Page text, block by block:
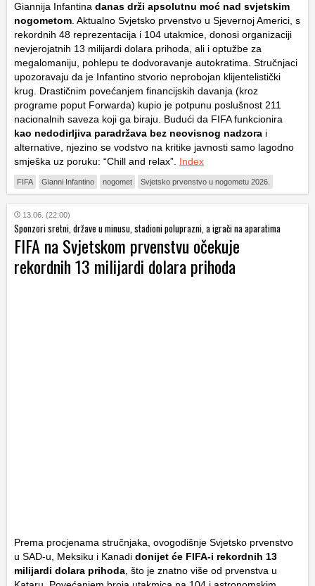
Giannija Infantina danas drži apsolutnu moć nad svjetskim
nogometom . Aktualno Svjetsko prvenstvo u Sjevernoj Americi, s
rekordnih 48 reprezentacija i 104 utakmice, donosi organizaciji
nevjerojatnih 13 milijardi dolara prihoda, ali i optužbe za
megalomaniju, pohlepu te dodvoravanje autokratima. Stručnjaci
upozoravaju da je Infantino stvorio neprobojan klijentelistički
krug. Drastičnim povećanjem financijskih davanja (kroz
programe poput Forwarda) kupio je potpunu poslušnost 211
nacionalnih saveza koji ga biraju. Budući da FIFA funkcionira
kao nedodirljiva paradržava bez neovisnog nadzora i
alternative, njezino se vodstvo na kritike javnosti samo lagodno
smješka uz poruku: “Chill and relax” Index
FIFA Gianni Infantino nogomet Svjetsko prvenstvo u nogometu 2026.
13.06. (22:00)
Sponzori sretni, države u minusu, stadioni poluprazni, a igrači na aparatima
FIFA na Svjetskom prvenstvu očekuje
rekordnih 13 milijardi dolara prihoda
Prema procjenama stručnjaka, ovogodišnje Svjetsko prvenstvo
u SAD-u, Meksiku i Kanadi donijet će FIFA-i rekordnih 13
milijardi dolara prihoda , što je znatno više od prvenstva u